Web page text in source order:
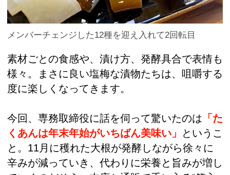
メンバーチェンジした12種を迎え入れて2回転目
素材ごとの食感や、漬け方、発酵具合で表情も
様々。まさに良い塩梅な漬物たちは、咀嚼する
度に楽しくなってきます。
今回、専務取締役に話を伺って驚いたのは 「た
くあんは年末年始がいちばん美味い」
というこ
と。11月に穫れた大根が発酵しながら徐々に
辛みが減っていき、代わりに栄養と旨みが増し